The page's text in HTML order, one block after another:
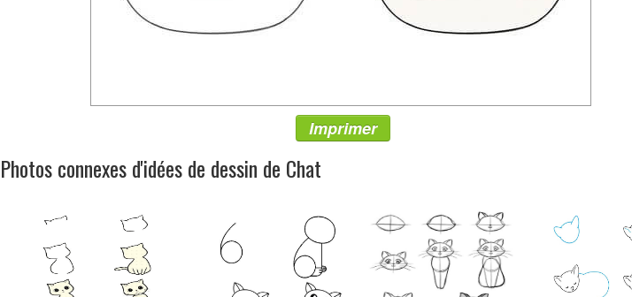
Imprimer
Photos connexes d'idées de dessin de Chat